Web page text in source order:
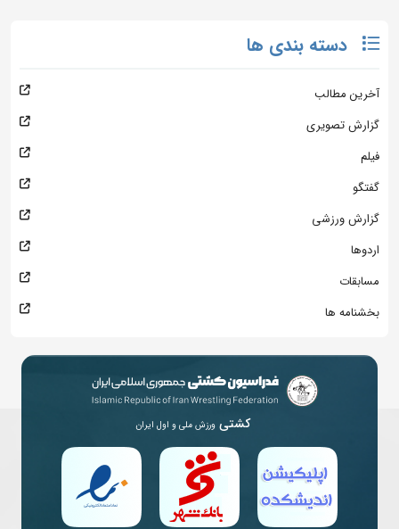
دسته بندی ها
آخرین مطالب
گزارش تصویری
فیلم
گفتگو
گزارش ورزشی
اردوها
مسابقات
بخشنامه ها
کشتی ورزش ملی و اول ایران